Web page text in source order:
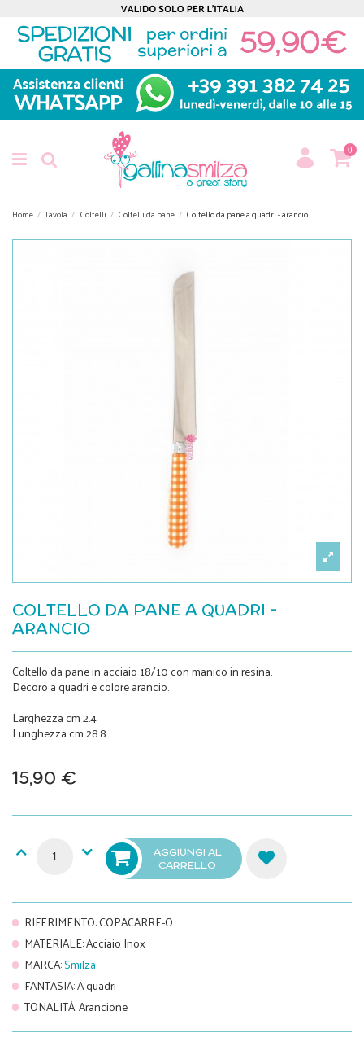
0
Home Tavola Coltelli Coltelli da pane Coltello da pane a quadri - arancio
COLTELLO DA PANE A QUADRI -
ARANCIO
Coltello da pane in acciaio 18/10 con manico in resina.
Decoro a quadri e colore arancio.
Larghezza cm 2.4
Lunghezza cm 28.8
15,90 €
AGGIUNGI AL
CARRELLO
RIFERIMENTO:COPACARRE-O
MATERIALE:Acciaio Inox
MARCA:Smilza
FANTASIA:A quadri
TONALITÀ:Arancione